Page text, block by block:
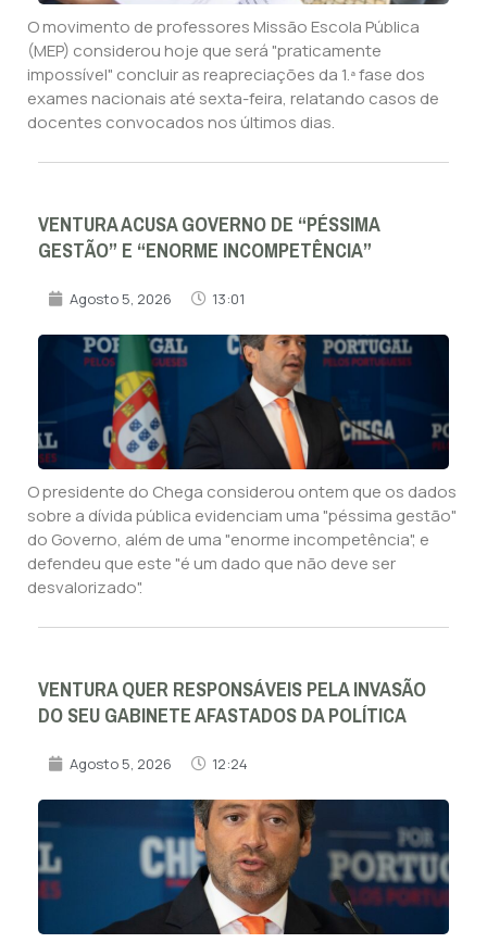
O movimento de professores Missão Escola Pública
(MEP) considerou hoje que será "praticamente
impossível" concluir as reapreciações da 1.ª fase dos
exames nacionais até sexta-feira, relatando casos de
docentes convocados nos últimos dias.
VENTURA ACUSA GOVERNO DE “PÉSSIMA
GESTÃO” E “ENORME INCOMPETÊNCIA”
Agosto 5, 2026 13:01
O presidente do Chega considerou ontem que os dados
sobre a dívida pública evidenciam uma "péssima gestão"
do Governo, além de uma "enorme incompetência", e
defendeu que este "é um dado que não deve ser
desvalorizado".
VENTURA QUER RESPONSÁVEIS PELA INVASÃO
DO SEU GABINETE AFASTADOS DA POLÍTICA
Agosto 5, 2026 12:24